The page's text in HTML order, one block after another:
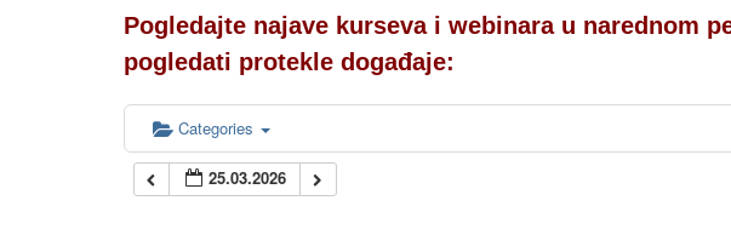
Pogledajte najave kurseva i webinara u narednom
pogledati protekle događaje:
Categories
25.03.2026